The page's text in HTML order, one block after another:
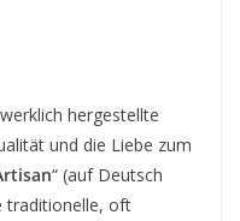
hergestellte
und die Liebe zum
“ (auf Deutsch
traditionelle, oft